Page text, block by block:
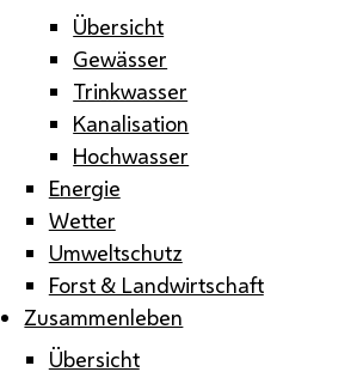
Übersicht
Gewässer
Trinkwasser
Kanalisation
Hochwasser
Energie
Wetter
Umweltschutz
Forst & Landwirtschaft
Zusammenleben
Übersicht